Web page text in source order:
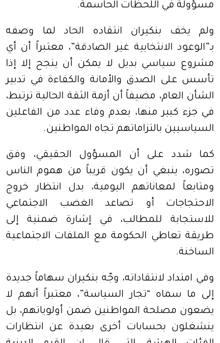
مسؤولة في اللحظات الحاسمة.
ولم يخف بنكيران انتقاده الحاد لما وصفه
بـ”الوعود الانتخابية غير الصادقة”، معتبراً أن أي
مشروع سياسي بديل لا يمكن أن ينجح إلا إذا
تأسس على الصدق والأمانة والكفاءة في تدبير
الشأن العام، مضيفاً أن أزمة الثقة الحالية ترتبط،
في جزء كبير منها، بعدم وفاء عدد من الفاعلين
السياسيين بالتزاماتهم تجاه المواطنين.
كما شدد على أن المسؤول الحقيقي، وفق
تصوره، ينبغي أن يكون قريباً من هموم الناس
ومتابعاً لمعاناتهم اليومية، بدل انتظار خروج
الاحتجاجات أو تصاعد الغضب الاجتماعي
للاستجابة للمطالب، في إشارة ضمنية إلى
طريقة تعاطي الحكومة مع الملفات الاجتماعية
الساخنة.
وفي امتداد لانتقاداته، وجّه بنكيران سهاماً جديدة
إلى ما سماه “تجار السياسة”، معتبراً أنهم لا
يضعون مصلحة المواطنين ضمن أولوياتهم، بل
ينشغلون بحسابات أخرى بعيدة عن انتظارات